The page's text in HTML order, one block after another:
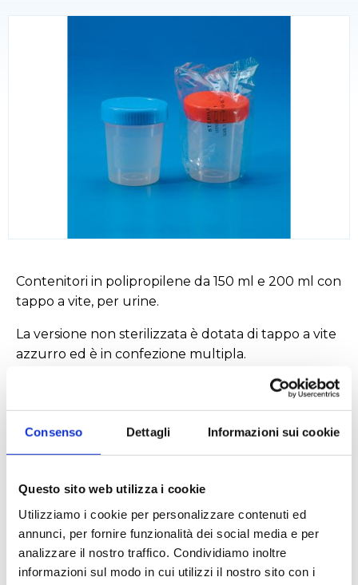
Consenso Dettagli Informazioni sui cookie
Questo sito web utilizza i cookie
Utilizziamo i cookie per personalizzare contenuti ed
annunci, per fornire funzionalità dei social media e per
analizzare il nostro traffico. Condividiamo inoltre
informazioni sul modo in cui utilizzi il nostro sito con i
Contenitori in polipropilene da 150 ml e 200 ml con
tappo a vite, per urine.
La versione non sterilizzata è dotata di tappo a vite
azzurro ed è in confezione multipla.
La versione sterilizzata e quella asettica, sono
dotate di tappo a vite rosso, superficie di scrittura
satinata e confezione singola.
Ambientale Chimico Cosmetico